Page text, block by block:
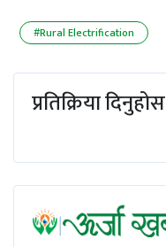
#Rural Electrification
प्रतिक्रिया दिनुहोस